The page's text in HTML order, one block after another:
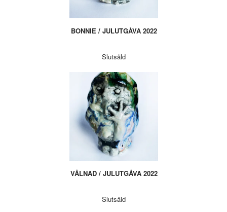
BONNIE / JULUTGÅVA 2022
Slutsåld
VÅLNAD / JULUTGÅVA 2022
Slutsåld